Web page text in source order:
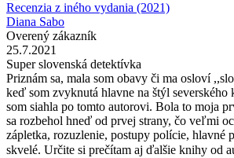
Recenzia z iného vydania (2021)
Diana Sabo
Overený zákazník
25.7.2021
Super slovenská detektívka
Priznám sa, mala som obavy či ma osloví
keď som zvyknutá hlavne na štýl
som siahla po tomto autorovi. Bola to moja
sa rozbehol hneď od prvej strany, čo veľmi
zápletka, rozuzlenie, postupy polície, hlavné
skvelé. Určite si prečítam aj ďalšie knihy od